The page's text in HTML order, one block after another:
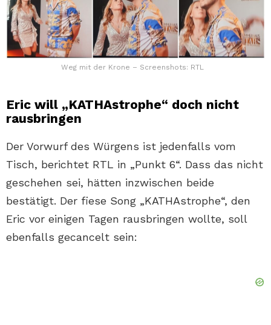
Weg mit der Krone – Screenshots: RTL
Eric will „KATHAstrophe“ doch nicht
rausbringen
Der Vorwurf des Würgens ist jedenfalls vom
Tisch, berichtet RTL in „Punkt 6“. Dass das nicht
geschehen sei, hätten inzwischen beide
bestätigt. Der fiese Song „KATHAstrophe“, den
Eric vor einigen Tagen rausbringen wollte, soll
ebenfalls gecancelt sein: